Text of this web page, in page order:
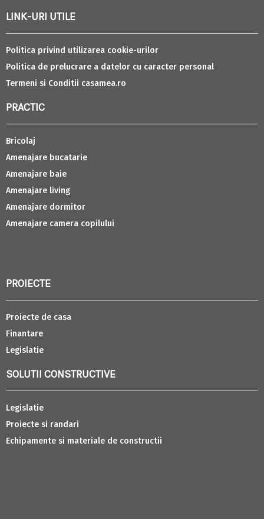
LINK-URI UTILE
Politica privind utilizarea cookie-urilor
Politica de prelucrare a datelor cu caracter personal
Termeni si Conditii casamea.ro
PRACTIC
Bricolaj
Amenajare bucatarie
Amenajare baie
Amenajare living
Amenajare dormitor
Amenajare camera copilului
PROIECTE
Proiecte de casa
Finantare
Legislatie
SOLUTII CONSTRUCTIVE
Legislatie
Proiecte si randari
Echipamente si materiale de constructii